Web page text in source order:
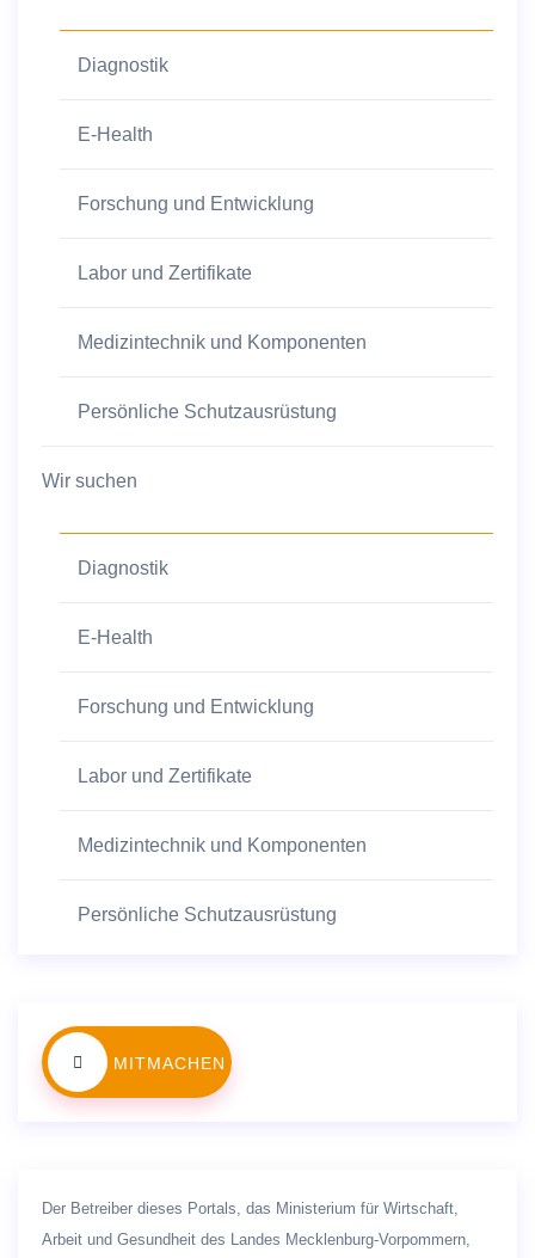
Diagnostik
E-Health
Forschung und Entwicklung
Labor und Zertifikate
Medizintechnik und Komponenten
Persönliche Schutzausrüstung
Wir suchen
Diagnostik
E-Health
Forschung und Entwicklung
Labor und Zertifikate
Medizintechnik und Komponenten
Persönliche Schutzausrüstung
MITMACHEN
Der Betreiber dieses Portals, das Ministerium für Wirtschaft,
Arbeit und Gesundheit des Landes Mecklenburg-Vorpommern,